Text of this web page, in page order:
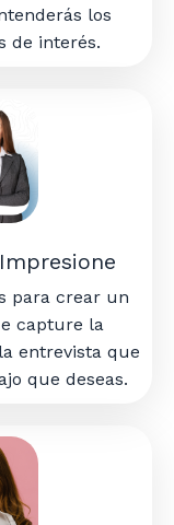
los
de interés.
para crear un
capture la
entrevista que
que deseas.